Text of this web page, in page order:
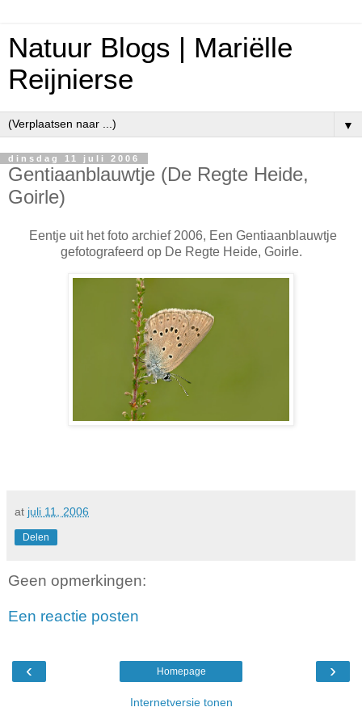
Natuur Blogs | Mariëlle
Reijnierse
▼
dinsdag 11 juli 2006
Gentiaanblauwtje (De Regte Heide,
Goirle)
Eentje uit het foto archief 2006, Een Gentiaanblauwtje
gefotografeerd op De Regte Heide, Goirle.
at juli 11, 2006
Delen
Geen opmerkingen:
Een reactie posten
‹ ›
Homepage
Internetversie tonen